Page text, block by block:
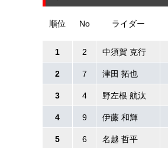
順位 No ライダー
1 2 中須賀 克行
2 7 津田 拓也
3 4 野左根 航汰
4 9 伊藤 和輝
5 6 名越 哲平